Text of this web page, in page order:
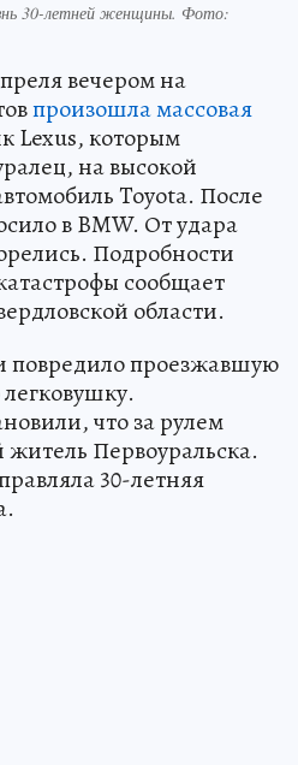
30-летней женщины. Фото:
вечером на
произошла массовая
Lexus, которым
на высокой
Toyota. После
в BMW. От удара
Подробности
сообщает
области.
повредило проезжавшую
что за рулем
Первоуральска.
30-летняя